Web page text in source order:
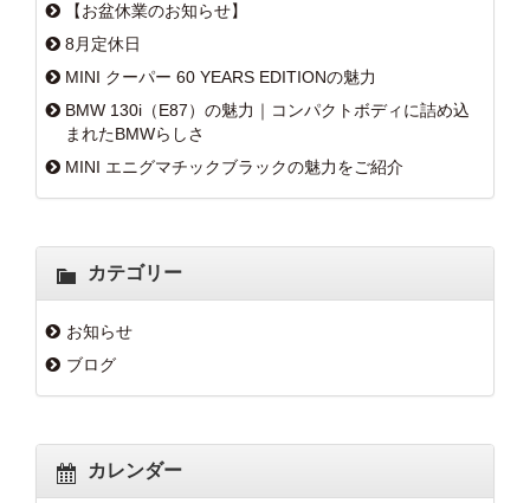
【お盆休業のお知らせ】
8月定休日
MINI クーパー 60 YEARS EDITIONの魅力
BMW 130i（E87）の魅力｜コンパクトボディに詰め込
まれたBMWらしさ
MINI エニグマチックブラックの魅力をご紹介
カテゴリー
お知らせ
ブログ
カレンダー